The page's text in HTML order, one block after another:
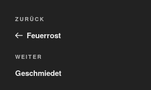
Beitragsnavigation
Vorheriger
Beitrag
ZURÜCK
Feuerrost
Nächster
Beitrag
WEITER
Geschmiedet